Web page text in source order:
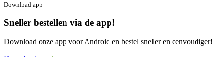
Download app
Sneller bestellen via de app!
Download onze app voor Android en bestel sneller en eenvoudiger!